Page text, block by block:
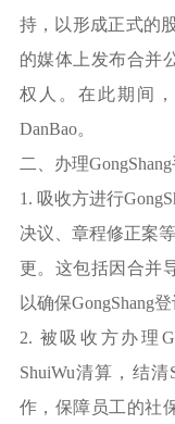
持，以形成正式的
的媒体上发布合并
权人。在此期间
DanBao。
二、办理
1. 吸收方进行
决议、章程修正案
更。这包括因合并
以确保GongShang
2. 被吸收方办理
ShuiWu清算，结
作，保障员工的社